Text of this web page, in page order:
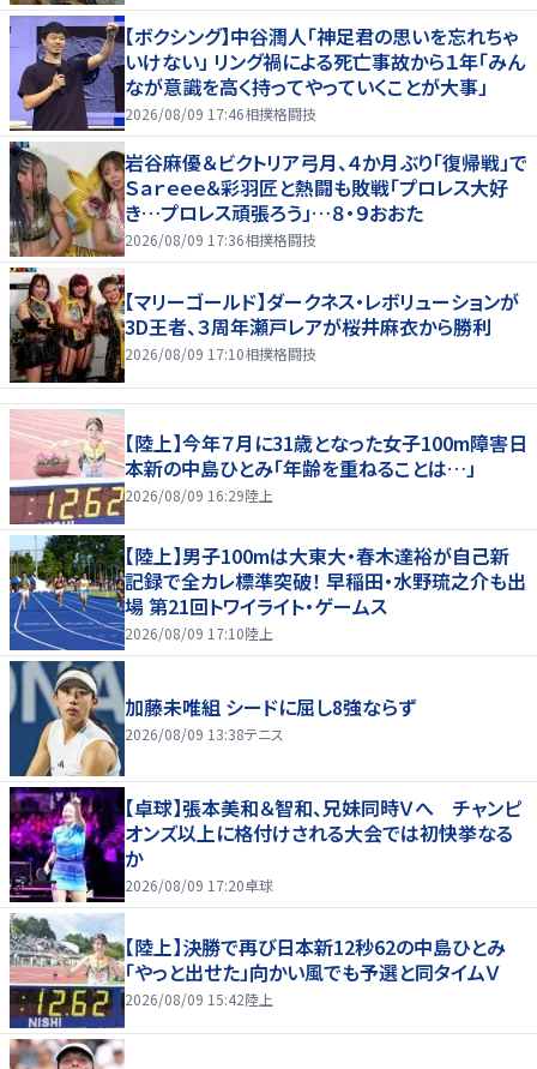
【ボクシング】中谷潤人「神足君の思いを忘れちゃ
いけない」 リング禍による死亡事故から１年「みん
なが意識を高く持ってやっていくことが大事」
2026/08/09 17:46相撲格闘技
岩谷麻優＆ビクトリア弓月、４か月ぶり「復帰戦」で
Ｓａｒｅｅｅ＆彩羽匠と熱闘も敗戦「プロレス大好
き…プロレス頑張ろう」…８・９おおた
2026/08/09 17:36相撲格闘技
【マリーゴールド】ダークネス・レボリューションが
3D王者、３周年瀬戸レアが桜井麻衣から勝利
2026/08/09 17:10相撲格闘技
【陸上】今年７月に31歳となった女子100m障害日
本新の中島ひとみ「年齢を重ねることは…」
2026/08/09 16:29陸上
【陸上】男子100mは大東大・春木達裕が自己新
記録で全カレ標準突破！ 早稲田・水野琉之介も出
場 第21回トワイライト・ゲームス
2026/08/09 17:10陸上
加藤未唯組 シードに屈し8強ならず
2026/08/09 13:38テニス
【卓球】張本美和＆智和、兄妹同時Ｖへ チャンピ
オンズ以上に格付けされる大会では初快挙なる
か
2026/08/09 17:20卓球
【陸上】決勝で再び日本新12秒62の中島ひとみ
「やっと出せた」向かい風でも予選と同タイムＶ
2026/08/09 15:42陸上